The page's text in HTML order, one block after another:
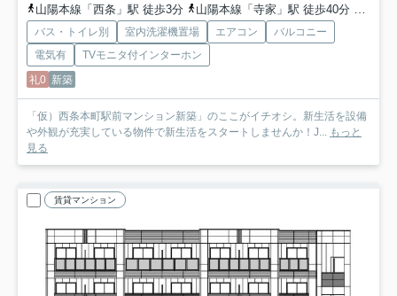
山陽本線「西条」駅 徒歩3分
山陽本線「寺家」駅 徒歩40分 山陽
バス・トイレ別 室内洗濯機置場 エアコン
バルコニー
電気有
TVモニタ付インターホン
礼0 新築
「仮）西条本町駅前マンション新築」のここがイチオシ。新生活を設備
や外観が充実している物件で新生活をスタートしませんか！J... もっと
見る
賃貸マンション